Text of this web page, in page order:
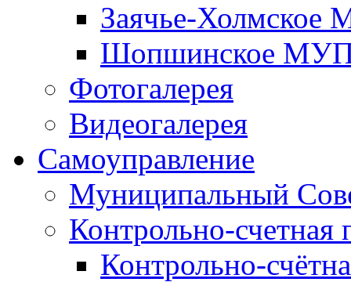
Заячье-
Шопшинское
Фотогалерея
Видеогалерея
Самоуправление
Муниципальный
Контрольно-счетная
Контрольно-